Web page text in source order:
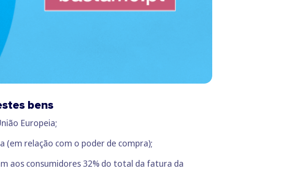
bens
Europeia;
(em relação com o poder de compra);
aos consumidores 32% do total da fatura da